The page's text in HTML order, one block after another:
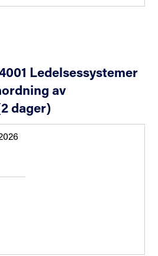
Ledelsessystemer
av
dager)